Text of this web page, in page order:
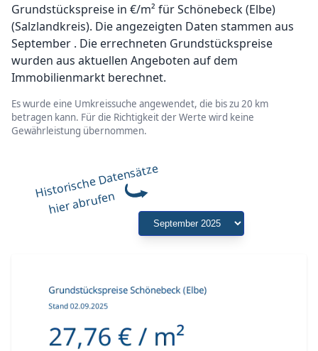
Grundstückspreise in €/m² für Schönebeck (Elbe)
(Salzlandkreis). Die angezeigten Daten stammen aus
September . Die errechneten Grundstückspreise
wurden aus aktuellen Angeboten auf dem
Immobilienmarkt berechnet.
Es wurde eine Umkreissuche angewendet, die bis zu 20 km
betragen kann. Für die Richtigkeit der Werte wird keine
Gewährleistung übernommen.
Historische Datensätze
hier abrufen